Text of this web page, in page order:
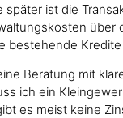
später ist die
bestehende
Beratung mit
ich ein
es meist keine